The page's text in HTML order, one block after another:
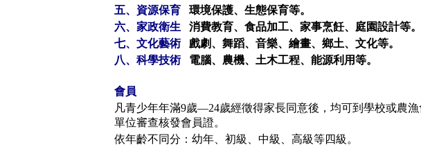
五、資源保育
環境保護、生態保育等。
六、家政衛生
消費教育、食品加工、家事烹飪、庭園設計等。
七、文化藝術
戲劇、舞蹈、音樂、繪畫、鄉土、文化等。
八、科學技術
電腦、農機、土木工程、能源利用等。
會員
凡青少年年滿9歲—24歲經徵得家長同意後，均可到學校或農
單位審查核發會員證。
依年齡不同分：幼年、初級、中級、高級等四級。